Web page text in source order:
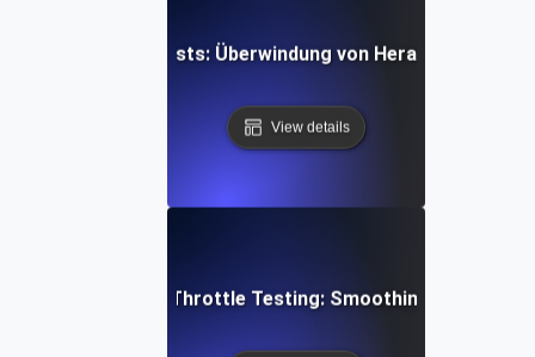
Drosselungstests: Überwindung von
View details
Conferencing Throttle Testing: Smoothing